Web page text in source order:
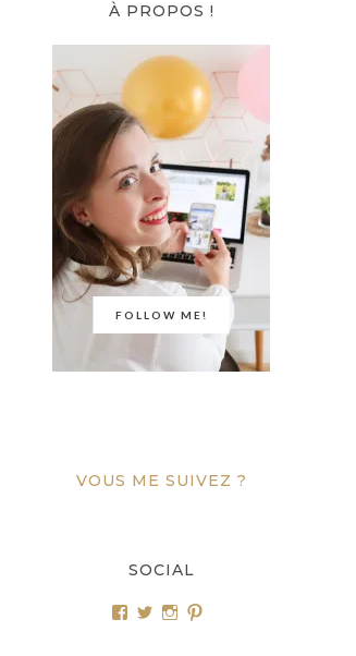
FOLLOW ME!
À PROPOS !
VOUS ME SUIVEZ ?
SOCIAL
Voir Voir Voir